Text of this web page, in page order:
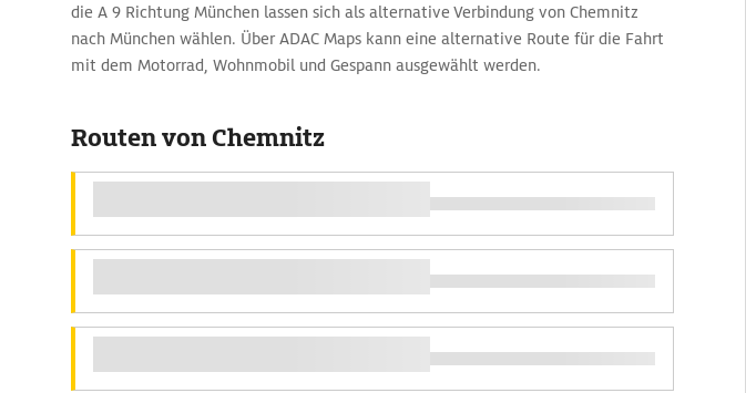
die A 9 Richtung München lassen sich als alternative Verbindung von Chemnitz
nach München wählen. Über ADAC Maps kann eine alternative Route für die Fahrt
mit dem Motorrad, Wohnmobil und Gespann ausgewählt werden.
Routen von Chemnitz